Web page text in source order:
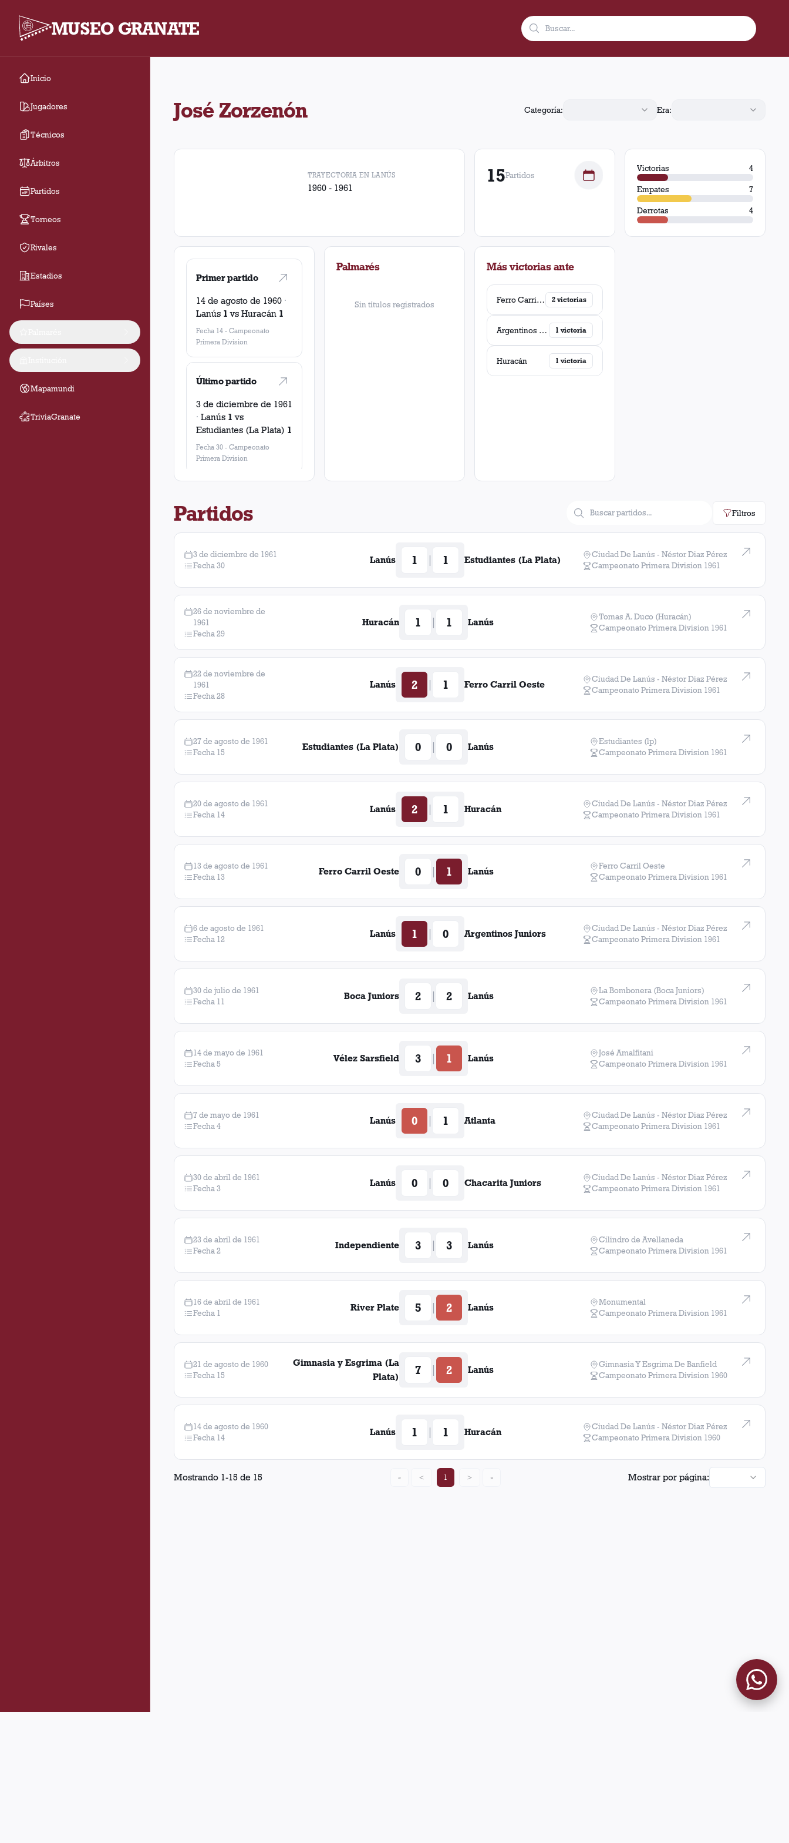
MUSEO GRANATE
Inicio
Jugadores
Técnicos
Árbitros
Partidos
Torneos
Rivales
Estadios
Países
Mapamundi
TriviaGranate
José Zorzenón Categoría: Era:
TRAYECTORIA EN LANÚS
1960 - 1961
15Partidos
Victorias 4
Empates 7
Derrotas 4
Primer partido
14 de agosto de 1960 ·
Lanús 1 vs Huracán 1
Fecha 14 - Campeonato
Primera Division
Último partido
3 de diciembre de 1961
· Lanús 1 vs
Estudiantes (La Plata) 1
Fecha 30 - Campeonato
Primera Division
Palmarés
Sin títulos registrados
Más victorias ante
Ferro Carril Oeste 2 victorias
Argentinos Juniors 1 victoria
Huracán 1 victoria
Partidos Filtros
3 de diciembre de 1961
Fecha 30
Lanús 1 1 Estudiantes (La Plata)
Ciudad De Lanús - Néstor Diaz Pérez
Campeonato Primera Division 1961
26 de noviembre de
1961
Fecha 29
Huracán 1 1 Lanús
Tomas A. Duco (Huracán)
Campeonato Primera Division 1961
22 de noviembre de
1961
Fecha 28
Lanús 2 1 Ferro Carril Oeste
Ciudad De Lanús - Néstor Diaz Pérez
Campeonato Primera Division 1961
27 de agosto de 1961
Fecha 15
Estudiantes (La Plata) 0 0 Lanús
Estudiantes (lp)
Campeonato Primera Division 1961
20 de agosto de 1961
Fecha 14
Lanús 2 1 Huracán
Ciudad De Lanús - Néstor Diaz Pérez
Campeonato Primera Division 1961
13 de agosto de 1961
Fecha 13
Ferro Carril Oeste 0 1 Lanús
Ferro Carril Oeste
Campeonato Primera Division 1961
6 de agosto de 1961
Fecha 12
Lanús 1 0 Argentinos Juniors
Ciudad De Lanús - Néstor Diaz Pérez
Campeonato Primera Division 1961
30 de julio de 1961
Fecha 11
Boca Juniors 2 2 Lanús
La Bombonera (Boca Juniors)
Campeonato Primera Division 1961
14 de mayo de 1961
Fecha 5
Vélez Sarsfield 3 1 Lanús
José Amalfitani
Campeonato Primera Division 1961
7 de mayo de 1961
Fecha 4
Lanús 0 1 Atlanta
Ciudad De Lanús - Néstor Diaz Pérez
Campeonato Primera Division 1961
30 de abril de 1961
Fecha 3
Lanús 0 0 Chacarita Juniors
Ciudad De Lanús - Néstor Diaz Pérez
Campeonato Primera Division 1961
23 de abril de 1961
Fecha 2
Independiente 3 3 Lanús
Cilindro de Avellaneda
Campeonato Primera Division 1961
16 de abril de 1961
Fecha 1
River Plate 5 2 Lanús
Monumental
Campeonato Primera Division 1961
21 de agosto de 1960
Fecha 15
Gimnasia y Esgrima (La
Plata)
7 2 Lanús
Gimnasia Y Esgrima De Banfield
Campeonato Primera Division 1960
14 de agosto de 1960
Fecha 14
Lanús 1 1 Huracán
Ciudad De Lanús - Néstor Diaz Pérez
Campeonato Primera Division 1960
Mostrando 1-15 de 15 « < 1 > » Mostrar por página: